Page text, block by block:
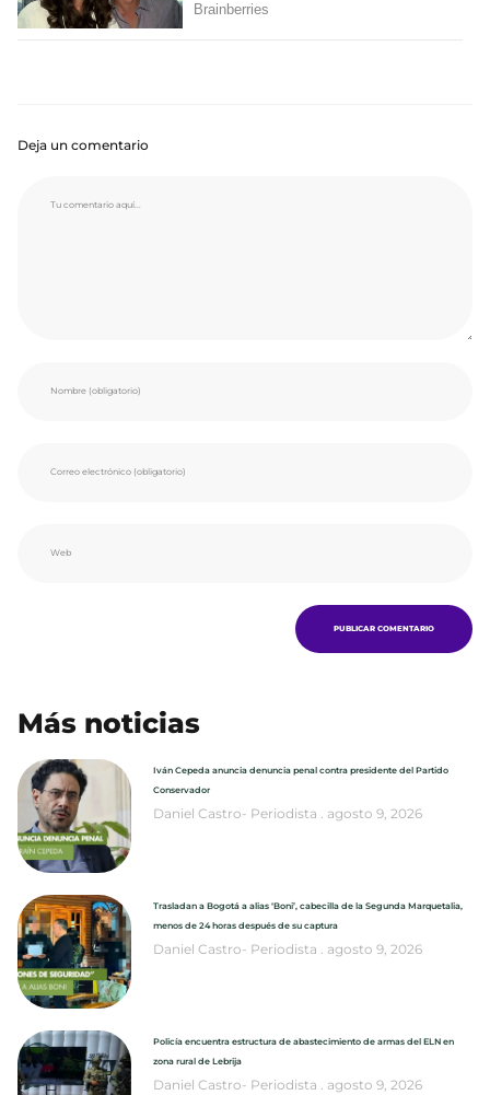
Deja un comentario
Más noticias
Iván Cepeda anuncia denuncia penal contra presidente del Partido
Conservador
Daniel Castro- Periodista agosto 9, 2026
Trasladan a Bogotá a alias ‘Boni’, cabecilla de la Segunda Marquetalia,
menos de 24 horas después de su captura
Daniel Castro- Periodista agosto 9, 2026
Policía encuentra estructura de abastecimiento de armas del ELN en
zona rural de Lebrija
Daniel Castro- Periodista agosto 9, 2026